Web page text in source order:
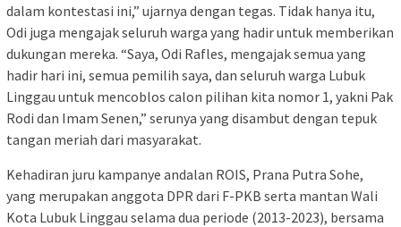
dalam kontestasi ini,” ujarnya dengan tegas. Tidak hanya itu,
Odi juga mengajak seluruh warga yang hadir untuk memberikan
dukungan mereka. “Saya, Odi Rafles, mengajak semua yang
hadir hari ini, semua pemilih saya, dan seluruh warga Lubuk
Linggau untuk mencoblos calon pilihan kita nomor 1, yakni Pak
Rodi dan Imam Senen,” serunya yang disambut dengan tepuk
tangan meriah dari masyarakat.
Kehadiran juru kampanye andalan ROIS, Prana Putra Sohe,
yang merupakan anggota DPR dari F-PKB serta mantan Wali
Kota Lubuk Linggau selama dua periode (2013-2023), bersama